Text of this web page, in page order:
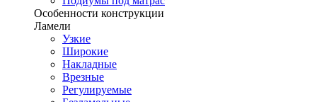
Особенности конструкции
Ламели
Узкие
Широкие
Накладные
Врезные
Регулируемые